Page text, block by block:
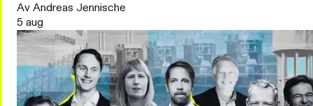
Av Andreas Jennische
5 aug